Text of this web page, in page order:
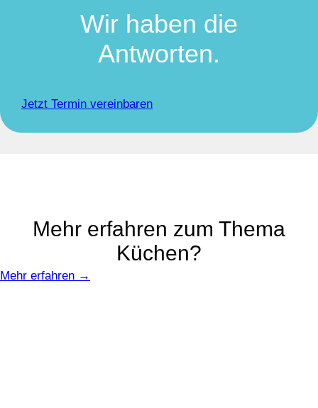
Wir haben die
Antworten.
Jetzt Termin vereinbaren
Mehr erfahren zum Thema
Küchen?
Mehr erfahren →